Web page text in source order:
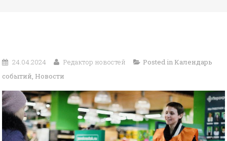
24.04.2024 Редактор новостей Posted in Календарь
событий, Новости